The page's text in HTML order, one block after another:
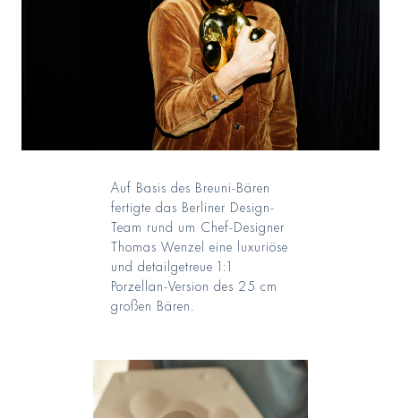
Auf Basis des Breuni-Bären
fertigte das Berliner Design-
Team rund um Chef-Designer
Thomas Wenzel eine luxuriöse
und detailgetreue 1:1
Porzellan-Version des 25 cm
großen Bären.